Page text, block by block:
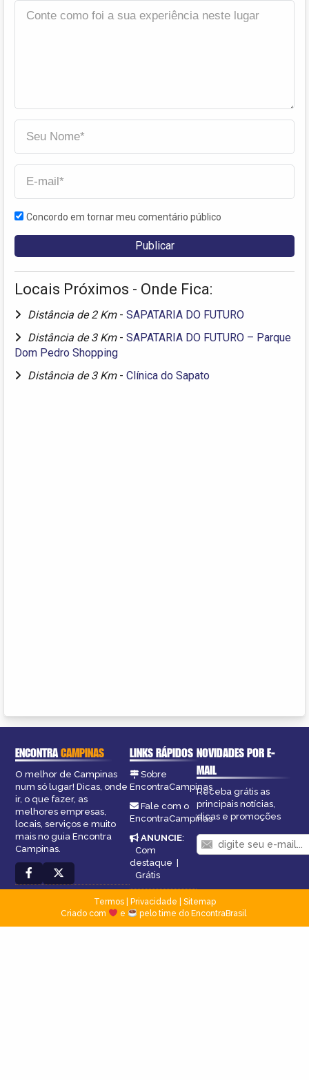
Concordo em tornar meu comentário público
Locais Próximos - Onde Fica:
Distância de 2 Km - SAPATARIA DO FUTURO
Distância de 3 Km - SAPATARIA DO FUTURO – Parque
Dom Pedro Shopping
Distância de 3 Km - Clínica do Sapato
ENCONTRACAMPINAS
O melhor de Campinas
num só lugar! Dicas, onde
ir, o que fazer, as
melhores empresas,
locais, serviços e muito
mais no guia Encontra
Campinas.
LINKS RÁPIDOS
Sobre
EncontraCampinas
Fale com o
EncontraCampinas
ANUNCIE:
Com
destaque |
Grátis
NOVIDADES POR E-
MAIL
Receba grátis as
principais notícias,
dicas e promoções
Termos| Privacidade
Sitemap
Criado com
e pelo time do EncontraBrasil